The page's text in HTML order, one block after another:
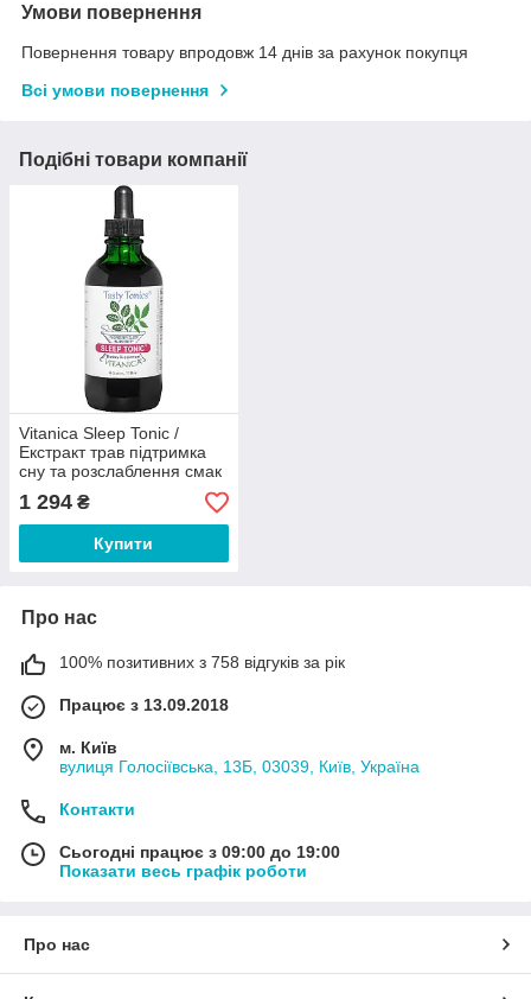
Умови повернення
Повернення товару впродовж 14 днів за рахунок покупця
Всі умови повернення
Подібні товари компанії
Vitanica Sleep Tonic /
Екстракт трав підтримка
сну та розслаблення смак
малина 118 мл
1 294 ₴
Купити
Про нас
100% позитивних з 758 відгуків за рік
Працює з 13.09.2018
м. Київ
вулиця Голосіївська, 13Б, 03039, Київ, Україна
Контакти
Сьогодні працює з 09:00 до 19:00
Показати весь графік роботи
Про нас